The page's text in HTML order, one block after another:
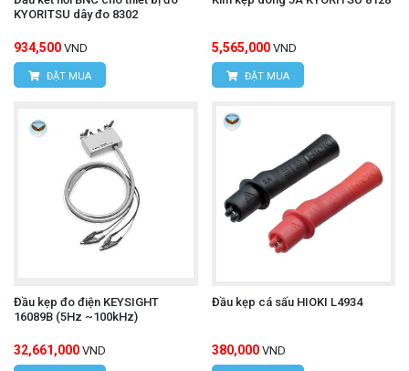
Email:vantien2307@gmail.com
Website:
www.hungnguyentech.vn
Xem thêm: Ampe kìm đo dòng rò UNI-T UT251A
KYORITSU dây đo 8302
934,500 VND
ĐẶT MUA
5,565,000 VND
ĐẶT MUA
Đầu kẹp đo điện KEYSIGHT
16089B (5Hz ~100kHz)
32,661,000 VND
Đầu kẹp cá sấu HIOKI L4934
380,000 VND